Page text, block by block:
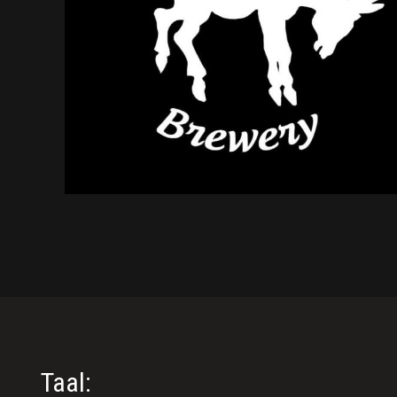
Taal: